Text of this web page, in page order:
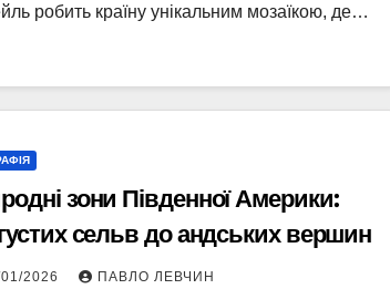
робить країну унікальним мозаїкою, де…
зони Південної Америки:
сельв до андських вершин
2026 ПАВЛО ЛЕВЧИН